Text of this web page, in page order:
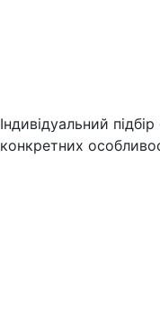
Індивідуальний
конкретних